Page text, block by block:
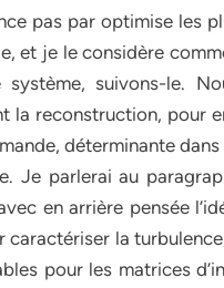
pas par optimise les
et je le considère
suivons-le.
la reconstruction, pour
déterminante
Je parlerai au
en arrière pensée
la
pour les matrices